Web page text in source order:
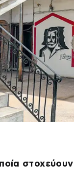
στοχεύουν